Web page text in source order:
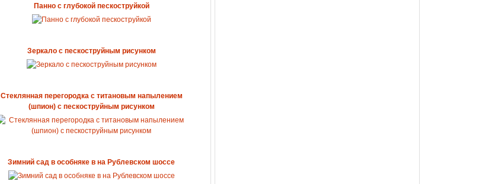
Панно с глубокой пескоструйкой
Зеркало с пескоструйным рисунком
Стеклянная перегородка с титановым напылением
(шпион) с пескоструйным рисунком
Зимний сад в особняке в на Рублевском шоссе